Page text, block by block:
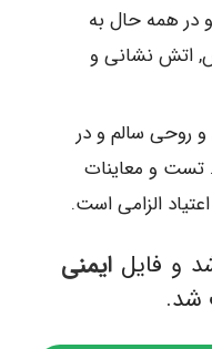
در همه حال به
اتش نشانی و
و روحی سالم و در
تست و معاینات
الزامی است.
و فایلایمنی
شد.